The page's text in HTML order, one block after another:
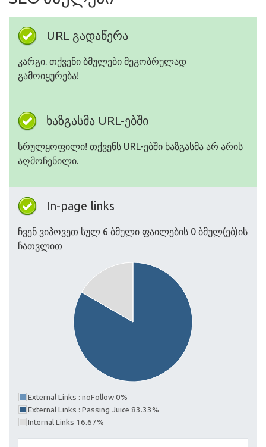
URL გადაწერა
კარგი. თქვენი ბმულები მეგობრულად
გამოიყურება!
ხაზგასმა URL-ებში
სრულყოფილი! თქვენს URL-ებში ხაზგასმა არ არის
აღმოჩენილი.
In-page links
ჩვენ ვიპოვეთ სულ 6 ბმული ფაილების 0 ბმულ(ებ)ის
ჩათვლით
External Links : noFollow 0%
External Links : Passing Juice 83.33%
Internal Links 16.67%